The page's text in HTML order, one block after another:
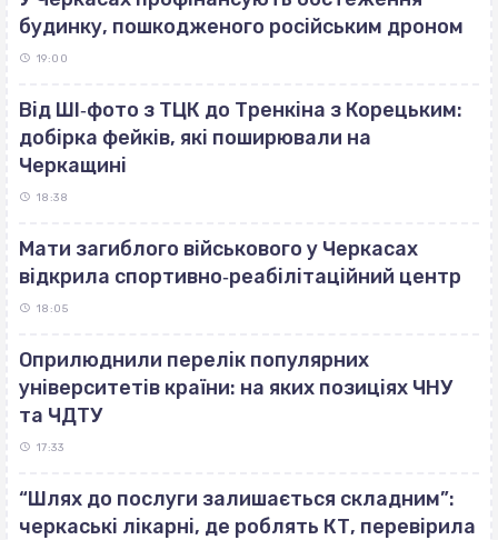
будинку, пошкодженого російським дроном
19:00
Від ШІ‐фото з ТЦК до Тренкіна з Корецьким:
добірка фейків, які поширювали на
Черкащині
18:38
Мати загиблого військового у Черкасах
відкрила спортивно‐реабілітаційний центр
18:05
Оприлюднили перелік популярних
університетів країни: на яких позиціях ЧНУ
та ЧДТУ
17:33
“Шлях до послуги залишається складним”:
черкаські лікарні, де роблять КТ, перевірила